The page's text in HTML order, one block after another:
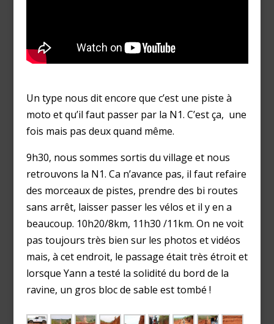
Un type nous dit encore que c’est une piste à
moto et qu’il faut passer par la N1. C’est ça, une
fois mais pas deux quand même.
9h30, nous sommes sortis du village et nous
retrouvons la N1. Ca n’avance pas, il faut refaire
des morceaux de pistes, prendre des bi routes
sans arrêt, laisser passer les vélos et il y en a
beaucoup. 10h20/8km, 11h30 /11km. On ne voit
pas toujours très bien sur les photos et vidéos
mais, à cet endroit, le passage était très étroit et
lorsque Yann a testé la solidité du bord de la
ravine, un gros bloc de sable est tombé !